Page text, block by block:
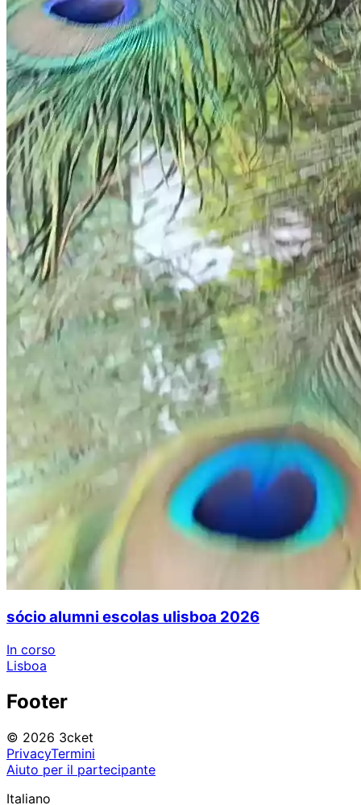
sócio alumni escolas ulisboa 2026
In corso
Lisboa
Footer
© 2026 3cket
PrivacyTermini
Aiuto per il partecipante
Italiano